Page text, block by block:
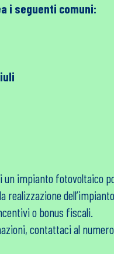
i seguenti comuni:
un impianto fotovoltaico
realizzazione
o bonus fiscali.
contattaci al numero